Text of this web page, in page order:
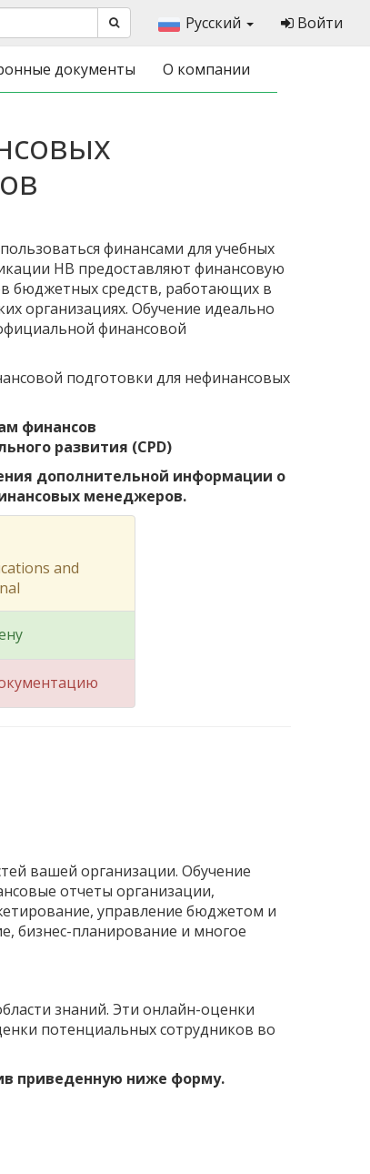
Русский Войти
документы О компании
финансами для учебных
HB предоставляют финансовую
бюджетных средств, работающих в
организациях. Обучение идеально
финансовой
подготовки для нефинансовых
финансов
развития (CPD)
дополнительной информации о
менеджеров.
and
вашей организации. Обучение
отчеты организации,
управление бюджетом и
бизнес-планирование и многое
знаний. Эти онлайн-оценки
потенциальных сотрудников во
приведенную ниже форму.